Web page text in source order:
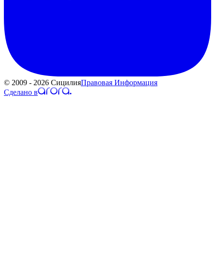
© 2009 - 2026 СицилияПравовая Информация
Сделано в